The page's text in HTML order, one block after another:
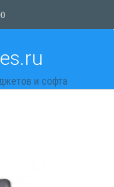
и софта